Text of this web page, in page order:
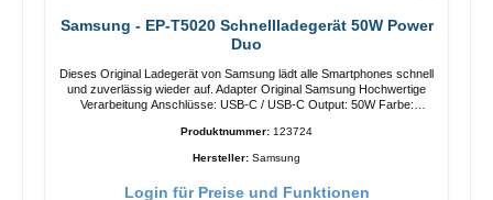
Samsung - EP-T5020 Schnellladegerät 50W Power
Duo
Dieses Original Ladegerät von Samsung lädt alle Smartphones schnell
und zuverlässig wieder auf. Adapter Original Samsung Hochwertige
Verarbeitung Anschlüsse: USB-C / USB-C Output: 50W Farbe:
Schwarz/li>
Produktnummer: 123724
Hersteller: Samsung
Login für Preise und Funktionen